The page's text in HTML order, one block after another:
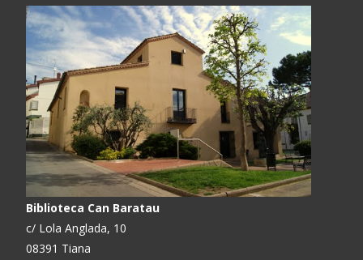
Biblioteca Can Baratau
c/ Lola Anglada, 10
08391 Tiana